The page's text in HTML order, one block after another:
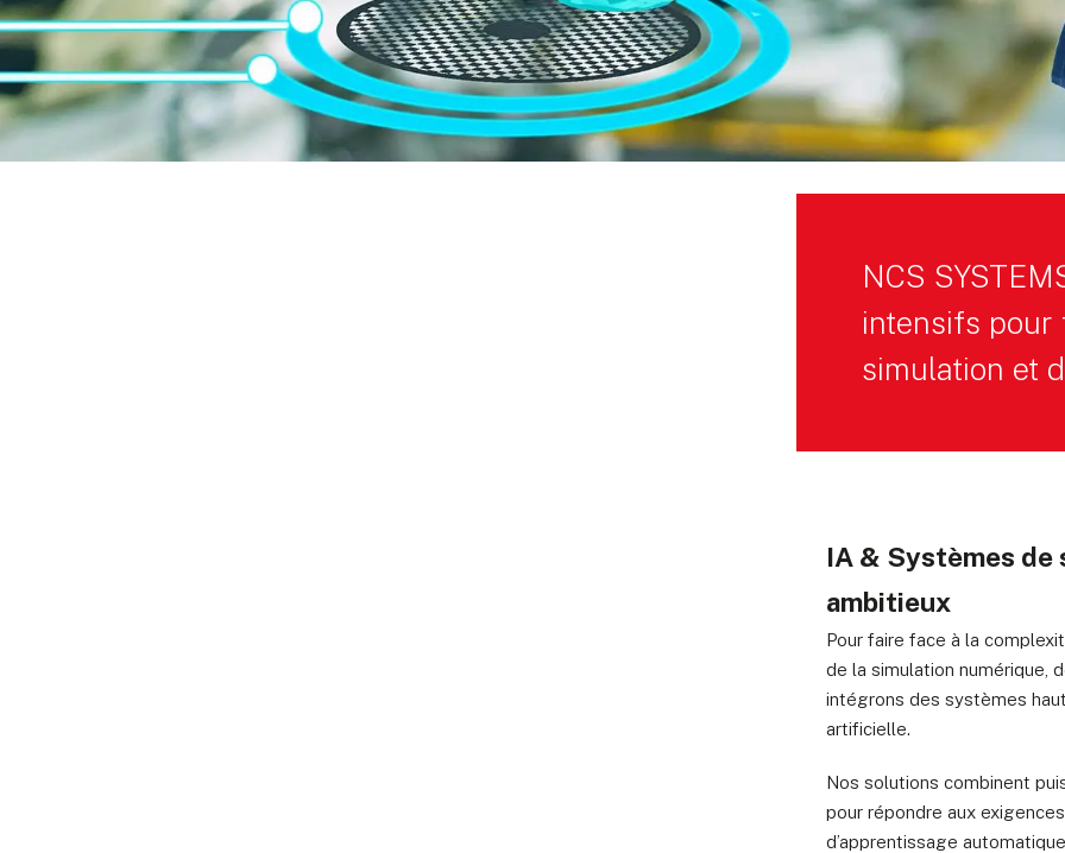
NCS
intensifs pour
simulation et
IA & Systèmes de
ambitieux
Pour faire face à la
de la simulation numérique,
intégrons des systèmes
artificielle.
Nos solutions combinent
pour répondre aux
d’apprentissage